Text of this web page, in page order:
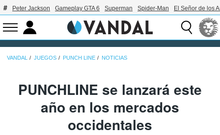
Peter Jackson Gameplay GTA 6 Superman Spider-Man El Señor de los
VANDAL JUEGOS PUNCH LINE NOTICIAS
PUNCHLINE se lanzará este
año en los mercados
occidentales